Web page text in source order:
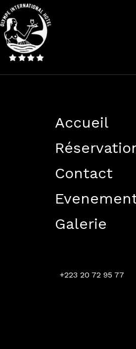
Accueil
Contact
Galerie
+223 20 72 95 77
Instagram
Facebook
TikTok
de l’aeroport International et 10